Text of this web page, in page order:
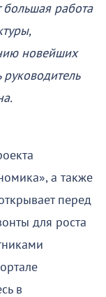
работа
новейших
а также
перед
для роста
в